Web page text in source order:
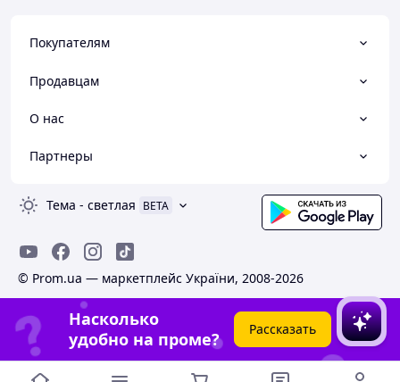
Покупателям
Продавцам
О нас
Партнеры
Тема - светлая BETA
© Prom.ua — маркетплейс України, 2008-2026
Насколько
удобно на проме?
Рассказать